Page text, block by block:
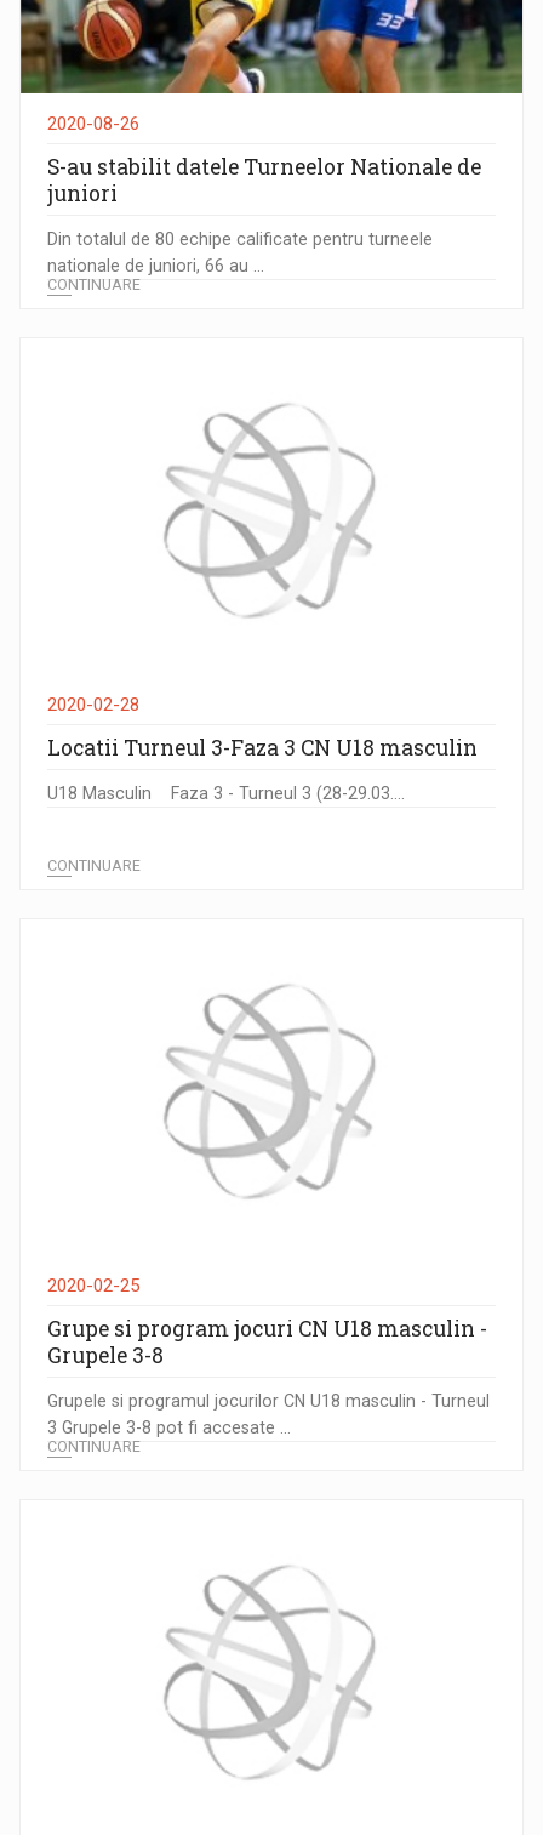
2020-08-26
S-au stabilit datele Turneelor Nationale de
juniori
Din totalul de 80 echipe calificate pentru turneele
nationale de juniori, 66 au ...
CONTINUARE
2020-02-28
Locatii Turneul 3-Faza 3 CN U18 masculin
U18 Masculin Faza 3 - Turneul 3 (28-29.03....
CONTINUARE
2020-02-25
Grupe si program jocuri CN U18 masculin -
Grupele 3-8
Grupele si programul jocurilor CN U18 masculin - Turneul
3 Grupele 3-8 pot fi accesate ...
CONTINUARE